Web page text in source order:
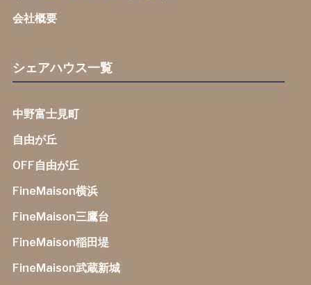
会社概要
シェアハウス一覧
中野富士見町
自由が丘
OFF自由が丘
FineMaison横浜
FineMaison三鷹台
FineMaison稲田堤
FineMaison武蔵新城